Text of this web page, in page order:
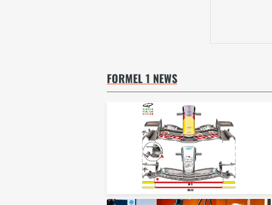
FORMEL 1 NEWS